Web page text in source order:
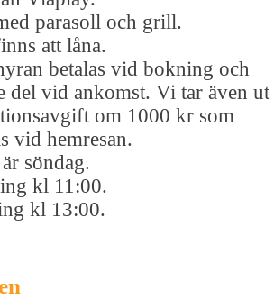
parasoll och grill.
att låna.
betalas vid bokning och
del vid ankomst. Vi tar även ut
om 1000 kr som
vid hemresan.
söndag.
kl 11:00.
kl 13:00.